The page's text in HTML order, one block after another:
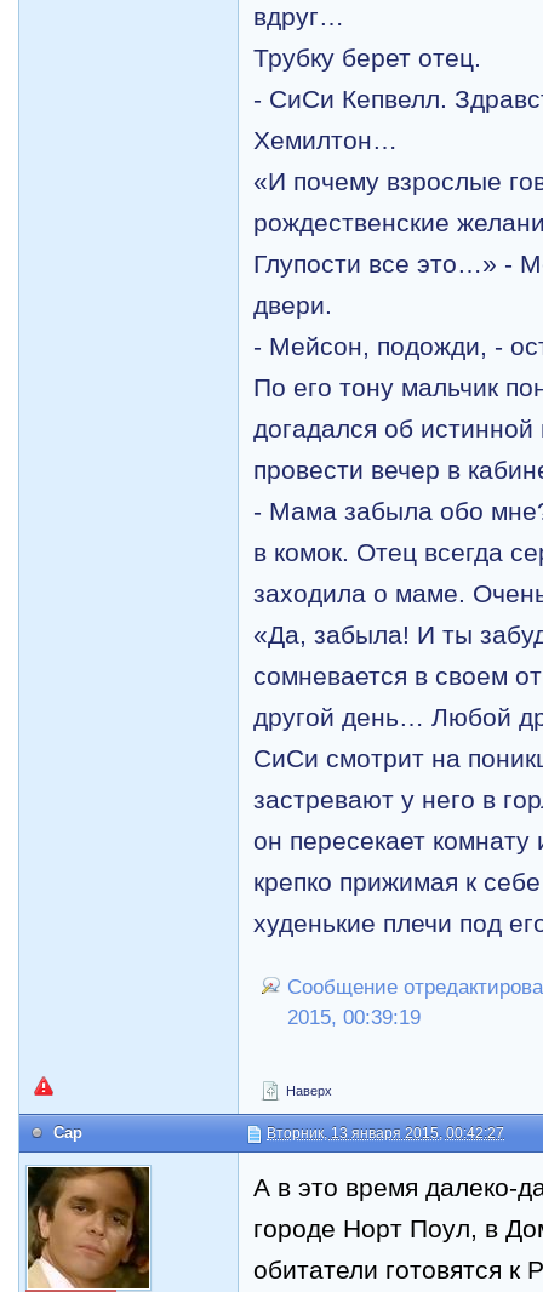
вдруг…
Трубку берет отец.
- СиСи Кепвелл.
Хемилтон…
«И почему взрослые
рождественские
Глупости все это…» -
двери.
- Мейсон, подожди, -
По его тону мальчик
догадался об
провести вечер в
- Мама забыла обо
в комок. Отец всегда
заходила о маме.
«Да, забыла! И ты
сомневается в своем
другой день… Любой
СиСи смотрит на
застревают у него в
он пересекает
крепко прижимая к
худенькие плечи под
Сообщение
2015, 00:39:19
Наверх
Cap Вторник, 13 января 2015, 00:42:27
А в это время далеко-
городе Норт Поул, в
обитатели готовятся к